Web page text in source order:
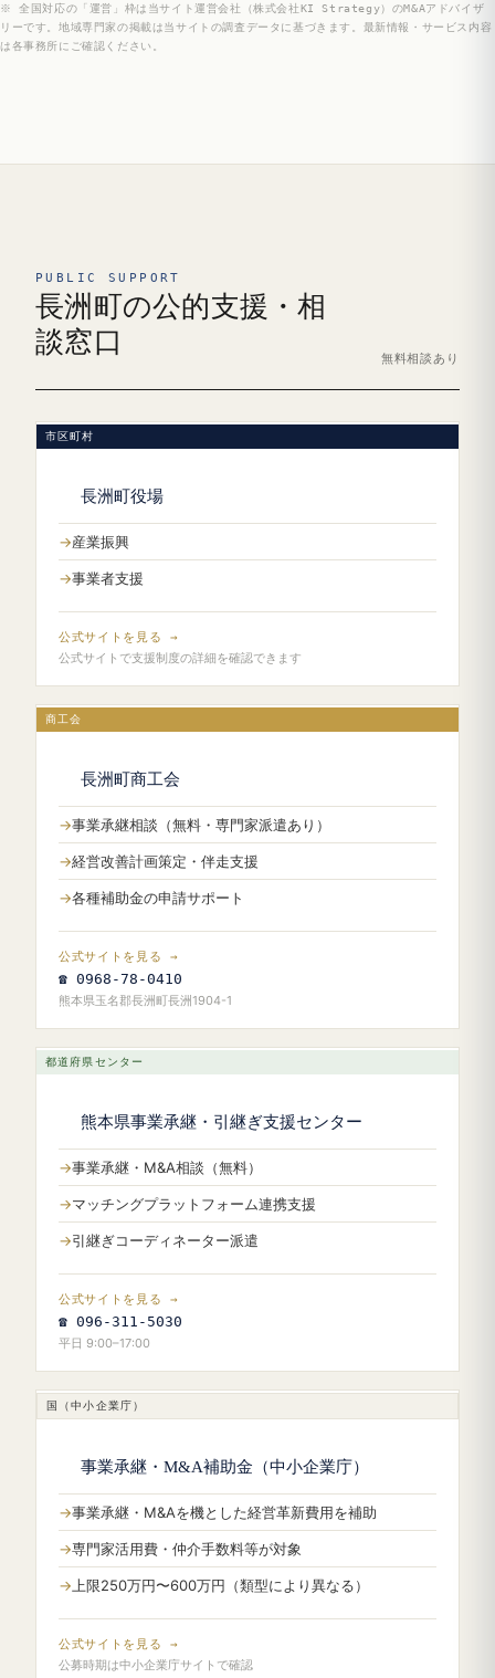
※ 全国対応の「運営」枠は当サイト運営会社（株式会社KI Strategy）のM&Aアドバイザ
リーです。地域専門家の掲載は当サイトの調査データに基づきます。最新情報・サービス内容
は各事務所にご確認ください。
PUBLIC SUPPORT
長洲町の公的支援・相
談窓口
無料相談あり
市区町村
長洲町役場
産業振興
事業者支援
公式サイトを見る →
公式サイトで支援制度の詳細を確認できます
商工会
長洲町商工会
事業承継相談（無料・専門家派遣あり）
経営改善計画策定・伴走支援
各種補助金の申請サポート
公式サイトを見る →
☎ 0968-78-0410
熊本県玉名郡長洲町長洲1904-1
都道府県センター
熊本県事業承継・引継ぎ支援センター
事業承継・M&A相談（無料）
マッチングプラットフォーム連携支援
引継ぎコーディネーター派遣
公式サイトを見る →
☎ 096-311-5030
平日 9:00–17:00
国（中小企業庁）
事業承継・M&A補助金（中小企業庁）
事業承継・M&Aを機とした経営革新費用を補助
専門家活用費・仲介手数料等が対象
上限250万円〜600万円（類型により異なる）
公式サイトを見る →
公募時期は中小企業庁サイトで確認